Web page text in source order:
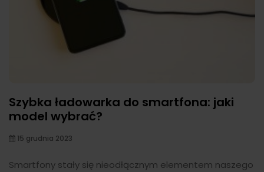
Szybka ładowarka do smartfona: jaki
model wybrać?
15 grudnia 2023
Smartfony stały się nieodłącznym elementem naszego